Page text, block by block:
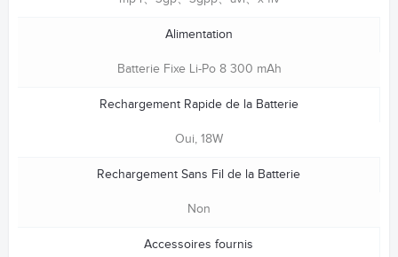
Alimentation
Batterie Fixe Li-Po 8 300 mAh
Rechargement Rapide de la Batterie
Oui, 18W
Rechargement Sans Fil de la Batterie
Non
Accessoires fournis